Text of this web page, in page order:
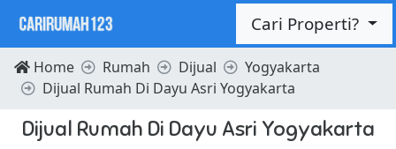
Cari Properti?
Home Rumah Dijual
Yogyakarta
Dijual Rumah Di Dayu Asri Yogyakarta
Dijual Rumah Di Dayu Asri Yogyakarta